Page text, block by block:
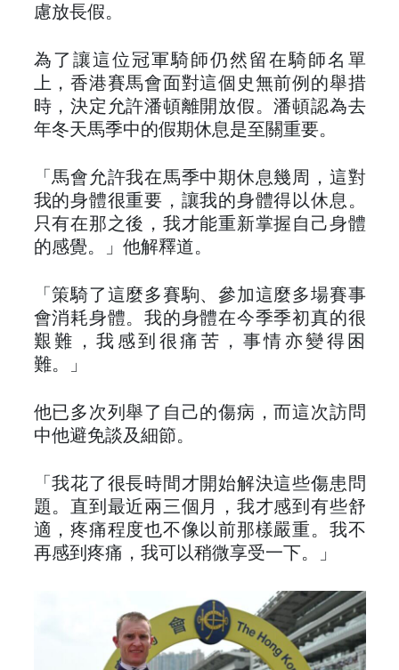
慮放長假。
為了讓這位冠軍騎師仍然留在騎師名單
上，香港賽馬會面對這個史無前例的舉措
時，決定允許潘頓離開放假。潘頓認為去
年冬天馬季中的假期休息是至關重要。
「馬會允許我在馬季中期休息幾周，這對
我的身體很重要，讓我的身體得以休息。
只有在那之後，我才能重新掌握自己身體
的感覺。」他解釋道。
「策騎了這麼多賽駒、參加這麼多場賽事
會消耗身體。我的身體在今季季初真的很
艱難，我感到很痛苦，事情亦變得困
難。」
他已多次列舉了自己的傷病，而這次訪問
中他避免談及細節。
「我花了很長時間才開始解決這些傷患問
題。直到最近兩三個月，我才感到有些舒
適，疼痛程度也不像以前那樣嚴重。我不
再感到疼痛，我可以稍微享受一下。」